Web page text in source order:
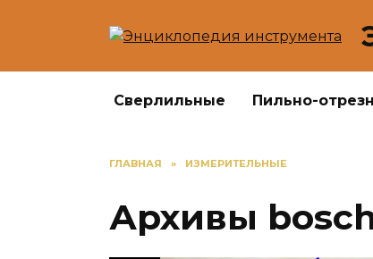
Сверлильные Пильно-
ГЛАВНАЯ » ИЗМЕРИТЕЛЬНЫЕ
Архивы bosch